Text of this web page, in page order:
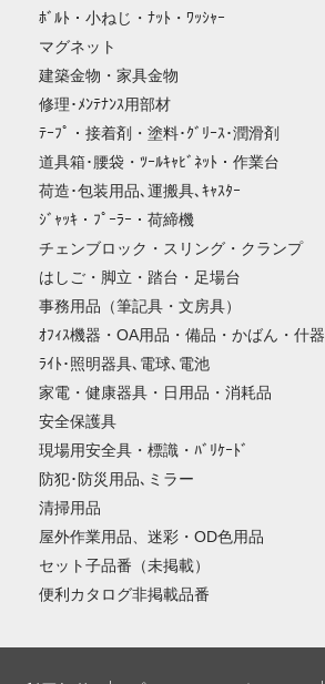
ﾎﾞﾙﾄ・小ねじ・ﾅｯﾄ・ﾜｯｼｬｰ
マグネット
建築金物・家具金物
修理･ﾒﾝﾃﾅﾝｽ用部材
ﾃｰﾌﾟ・接着剤・塗料･ｸﾞﾘｰｽ･潤滑剤
道具箱･腰袋・ﾂｰﾙｷｬﾋﾞﾈｯﾄ・作業台
荷造･包装用品､運搬具､ｷｬｽﾀｰ
ｼﾞｬｯｷ・ﾌﾟｰﾗｰ・荷締機
チェンブロック・スリング・クランプ
はしご・脚立・踏台・足場台
事務用品（筆記具・文房具）
ｵﾌｨｽ機器・OA用品・備品・かばん・什器
ﾗｲﾄ･照明器具､電球､電池
家電・健康器具・日用品・消耗品
安全保護具
現場用安全具・標識・ﾊﾞﾘｹｰﾄﾞ
防犯･防災用品､ミラー
清掃用品
屋外作業用品、迷彩・OD色用品
セット子品番（未掲載）
便利カタログ非掲載品番